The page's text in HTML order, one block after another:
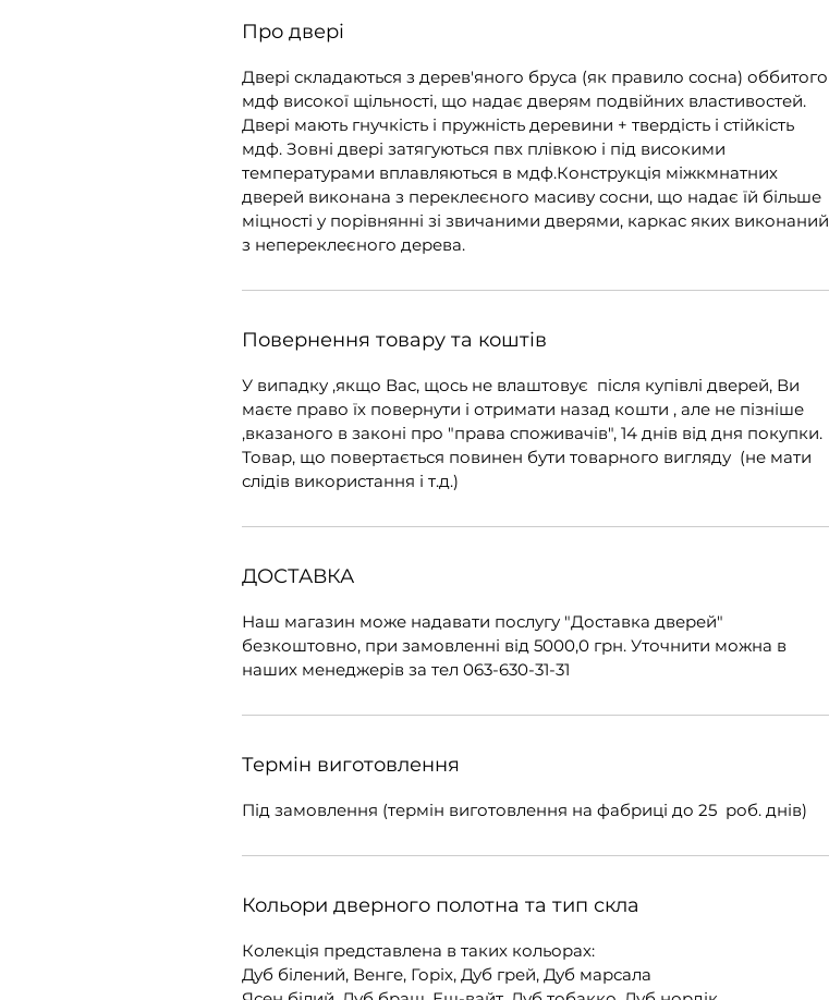
Про двері
Двері складаються з дерев'яного бруса (як правило сосна) оббитого
мдф високої щільності, що надає дверям подвійних властивостей.
Двері мають гнучкість і пружність деревини + твердість і стійкість
мдф. Зовні двері затягуються пвх плівкою і під високими
температурами вплавляються в мдф.Конструкція міжкмнатних
дверей виконана з переклеєного масиву сосни, що надає їй більше
міцності у порівнянні зі звичаними дверями, каркас яких виконаний
з непереклеєного дерева.
Повернення товару та коштів
У випадку ,якщо Вас, щось не влаштовує після купівлі дверей, Ви
маєте право їх повернути і отримати назад кошти , але не пізніше
,вказаного в законі про "права споживачів", 14 днів від дня покупки.
Товар, що повертається повинен бути товарного вигляду (не мати
слідів використання і т.д.)
ДОСТАВКА
Наш магазин може надавати послугу "Доставка дверей"
безкоштовно, при замовленні від 5000,0 грн. Уточнити можна в
наших менеджерів за тел 063-630-31-31
Термін виготовлення
Під замовлення (термін виготовлення на фабриці до 25 роб. днів)
Кольори дверного полотна та тип скла
Колекція представлена в таких кольорах:
Дуб білений, Венге, Горіх, Дуб грей, Дуб марсала